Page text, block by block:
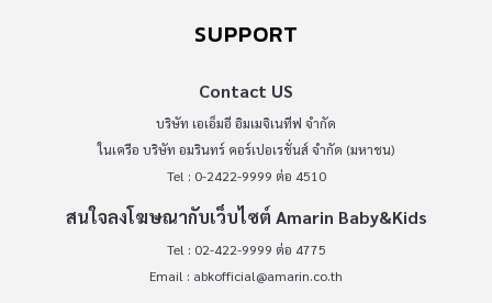
SUPPORT
Contact US
บริษัท เอเอ็มอี อิมเมจิเนทีฟ จำกัด
ในเครือ บริษัท อมรินทร์ คอร์เปอเรชั่นส์ จำกัด (มหาชน)
Tel : 0-2422-9999 ต่อ 4510
สนใจลงโฆษณากับเว็บไซต์ Amarin Baby&Kids
Tel : 02-422-9999 ต่อ 4775
Email : abkofficial@amarin.co.th